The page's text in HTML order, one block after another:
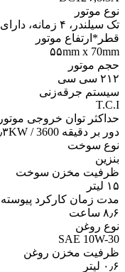
نوع موتور
تک سیلندر، ۴ زمانه، دارای سیستم هواخنک
قطر*ارتفاع موتور
۵۵mm x 70mm
حجم موتور
۲۱۲ سی سی
سیستم جرقه‌زنی
T.C.I
حداکثر توان خروجی موتور
دور بر دقیقه ۴٫۳KW / 3600
نوع سوخت
بنزین
ظرفیت مخزن سوخت
۱۵ لیتر
مدت زمان کارکرد پیوسته
۸٫۶ ساعت
نوع روغن
SAE 10W-30
ظرفیت مخزن روغن
۰٫۶ لیتر